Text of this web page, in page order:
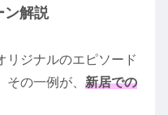
ン解説
リジナルのエピソード
の一例が、 新居での